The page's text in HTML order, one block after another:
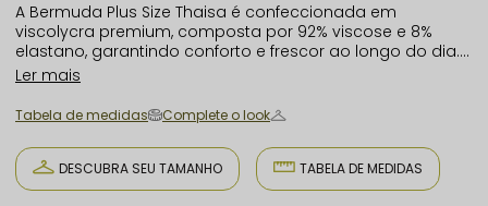
A Bermuda Plus Size Thaisa é confeccionada em
viscolycra premium, composta por 92% viscose e 8%
elastano, garantindo conforto e frescor ao longo do dia.
Seu cós anatômico com elástico embutido oferece
segurança. Possui bolsos frontais funcionais com
detalhes em trançador, unindo praticidade e estilo. O
tecido respirável não amassa, não faz bolinhas e evita o
superaquecimento, sendo ideal para dias quentes.
Versátil, pode ser combinada com blusas ou regatas
Ler mais
Tabela de medidas Complete o look
DESCUBRA SEU TAMANHO TABELA DE MEDIDAS